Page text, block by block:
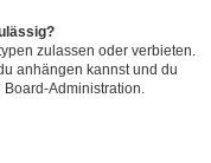
zulassen oder verbieten.
anhängen kannst und du
Board-Administration.